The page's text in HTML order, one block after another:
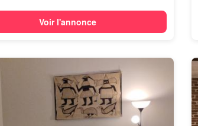
Voir l'annonce